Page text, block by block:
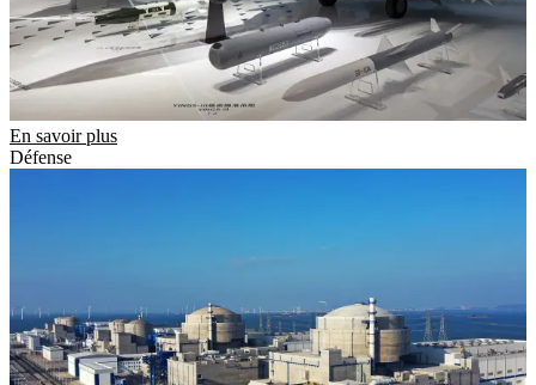
En savoir plus
Défense